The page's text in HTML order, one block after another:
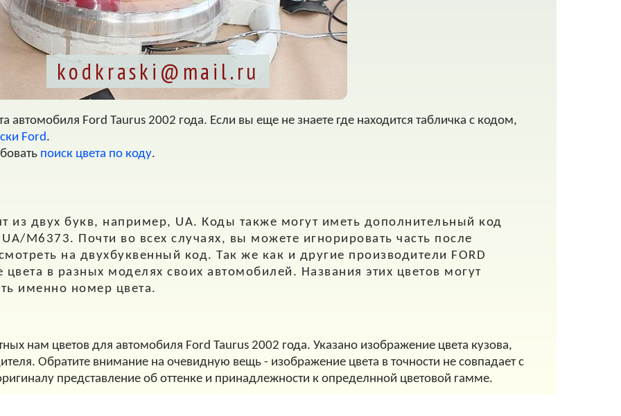
kodkraski@mail.ru
автомобиля Ford Taurus 2002 года. Если вы еще не знаете где находится табличка с кодом,
Ford.
поиск цвета по коду.
из двух букв, например, UA. Коды также могут иметь дополнительный код
UA/M6373. Почти во всех случаях, вы можете игнорировать часть после
на двухбуквенный код. Так же как и другие производители FORD
цвета в разных моделях своих автомобилей. Названия этих цветов могут
именно номер цвета.
нам цветов для автомобиля Ford Taurus 2002 года. Указано изображение цвета кузова,
Обратите внимание на очевидную вещь - изображение цвета в точности не совпадает с
представление об оттенке и принадлежности к определнной цветовой гамме.